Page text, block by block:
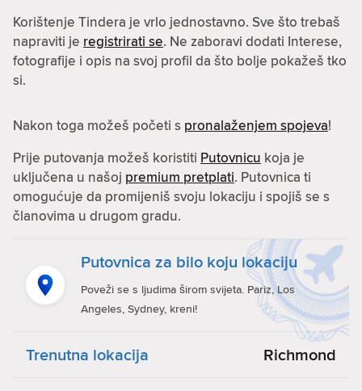
Korištenje Tindera je vrlo jednostavno. Sve što trebaš
napraviti je registrirati se. Ne zaboravi dodati Interese,
fotografije i opis na svoj profil da što bolje pokažeš tko
si.
Nakon toga možeš početi s pronalaženjem spojeva!
Prije putovanja možeš koristiti Putovnicu koja je
uključena u našoj premium pretplati. Putovnica ti
omogućuje da promijeniš svoju lokaciju i spojiš se s
članovima u drugom gradu.
Putovnica za bilo koju lokaciju
Poveži se s ljudima širom svijeta. Pariz, Los
Angeles, Sydney, kreni!
Trenutna lokacija Richmond